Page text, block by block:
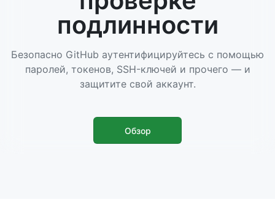
подлинности
Безопасно GitHub аутентифицируйтесь с помощью
паролей, токенов, SSH-ключей и прочего — и
защитите свой аккаунт.
Обзор